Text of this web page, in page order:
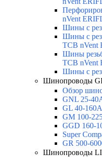
nVent
Шины с
Шины с
TCB nVent
Шины
TCB nVent
Шины с
Шинопроводы
Обзор
GNL 25-
GL 40-160A
GM 100-
GGD 160-
Super
GR 500-
Шинопроводы